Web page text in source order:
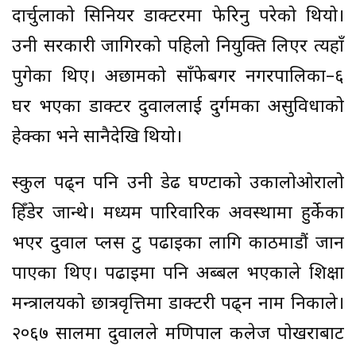
दार्चुलाको सिनियर डाक्टरमा फेरिनु परेको थियो।
उनी सरकारी जागिरको पहिलो नियुक्ति लिएर त्यहाँ
पुगेका थिए। अछामको साँफेबगर नगरपालिका–६
घर भएका डाक्टर दुवाललाई दुर्गमका असुविधाको
हेक्का भने सानैदेखि थियो।
स्कुल पढ्न पनि उनी डेढ घण्टाको उकालोओरालो
हिँडेर जान्थे। मध्यम पारिवारिक अवस्थामा हुर्केका
भएर दुवाल प्लस टु पढाइका लागि काठमाडौं जान
पाएका थिए। पढाइमा पनि अब्बल भएकाले शिक्षा
मन्त्रालयको छात्रवृत्तिमा डाक्टरी पढ्न नाम निकाले।
२०६७ सालमा दुवालले मणिपाल कलेज पोखराबाट